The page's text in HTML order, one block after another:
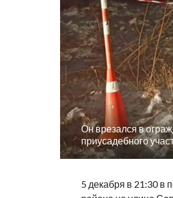
Он врезался в
приусадебного
5 декабря в 21:30 в